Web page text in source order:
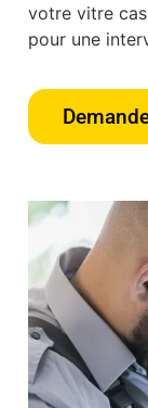
votre vitre
pour une